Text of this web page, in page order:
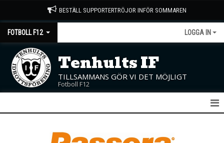
BESTÄLL SUPPORTERTRÖJOR INFÖR SOMMAREN
FOTBOLL F12 LOGGA IN
Tenhults IF
TILLSAMMANS GÖR VI DET MÖJLIGT
Fotboll F12